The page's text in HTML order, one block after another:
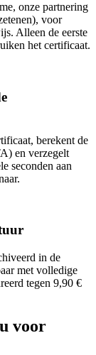
onze partnering
voor
Alleen de eerste
het certificaat.
berekent de
en verzegelt
seconden aan
in de
met volledige
tegen 9,90 €
voor